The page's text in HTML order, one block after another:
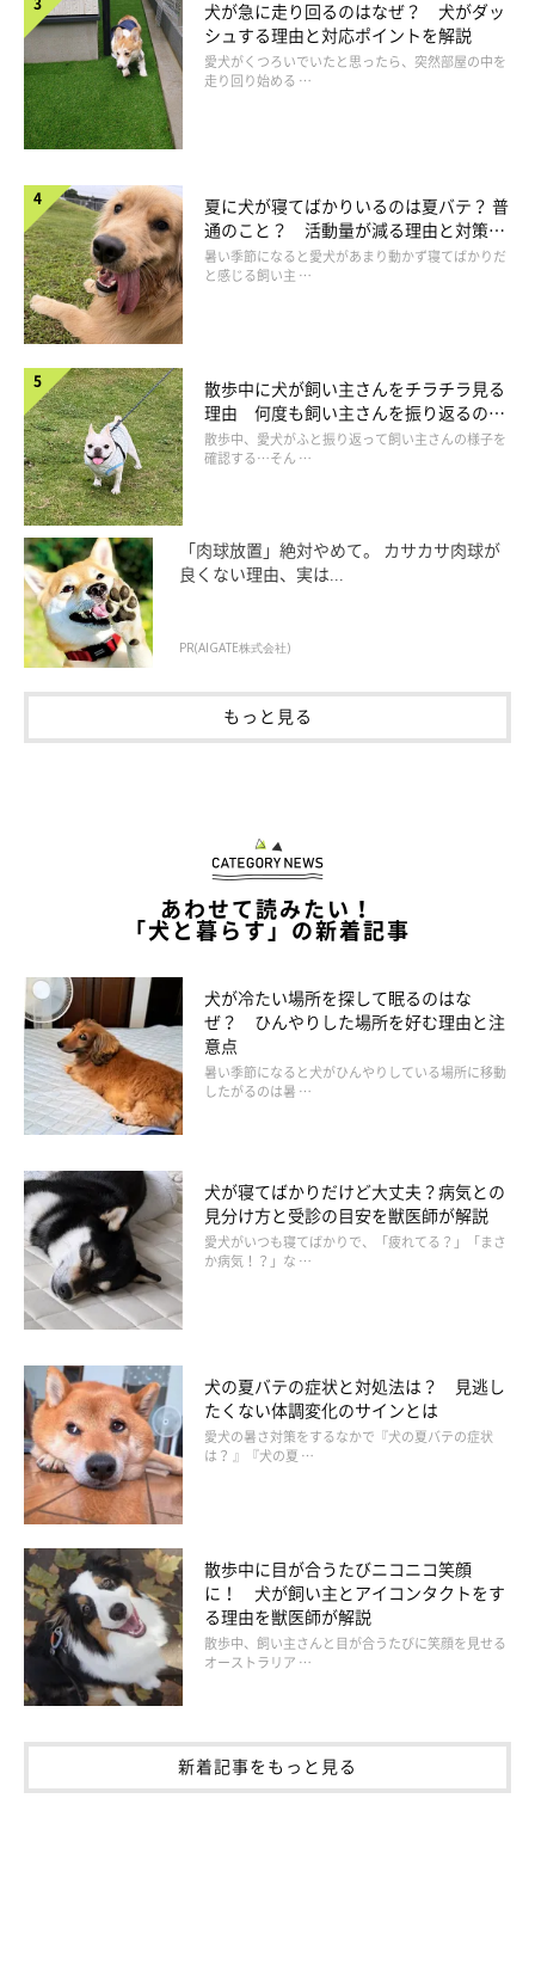
ペットラインの「キャネットチップ」は、2005年から数量限
定品の販売を開始。キャットフードは季節感を感じにくいため
「四季の味」を感じられる味をと発売されました。その後も全国
では焼あご、コンソメスープ味なども発売。なんとゴーヤーチャ
ンプルー味もあったのだとか！
その他にも凝った味に仕上げたキャネットチップの限定品「海
鮮スープ仕立て寄せ鍋風」も発売されました。えびや白身魚、昆
布の味のフードです。しかし、現在は販売されていません。
引用元：いぬのきもち『ドッグフード大事典』
犬が急に走り回るのはなぜ？ 犬がダッ
シュする理由と対応ポイントを解説
愛犬がくつろいでいたと思ったら、突然部屋の中を
走り回り始める …
夏に犬が寝てばかりいるのは夏バテ？ 普
通のこと？ 活動量が減る理由と対策と
は
暑い季節になると愛犬があまり動かず寝てばかりだ
と感じる飼い主 …
散歩中に犬が飼い主さんをチラチラ見る
理由 何度も飼い主さんを振り返るのは
なぜ？
散歩中、愛犬がふと振り返って飼い主さんの様子を
確認する…そん …
「肉球放置」絶対やめて。 カサカサ肉球が
良くない理由、実は...
PR(AIGATE株式会社)
もっと見る
あわせて読みたい！
「犬と暮らす」の新着記事
犬が冷たい場所を探して眠るのはな
ぜ？ ひんやりした場所を好む理由と注
意点
暑い季節になると犬がひんやりしている場所に移動
したがるのは暑 …
犬が寝てばかりだけど大丈夫？病気との
見分け方と受診の目安を獣医師が解説
愛犬がいつも寝てばかりで、「疲れてる？」「まさ
か病気！？」な …
犬の夏バテの症状と対処法は？ 見逃し
たくない体調変化のサインとは
愛犬の暑さ対策をするなかで『犬の夏バテの症状
は？ 』『犬の夏 …
散歩中に目が合うたびニコニコ笑顔
に！ 犬が飼い主とアイコンタクトをす
る理由を獣医師が解説
散歩中、飼い主さんと目が合うたびに笑顔を見せる
オーストラリア …
新着記事をもっと見る